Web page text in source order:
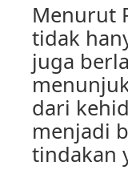
Menurut
tidak
juga
dari
menjadi
tindakan